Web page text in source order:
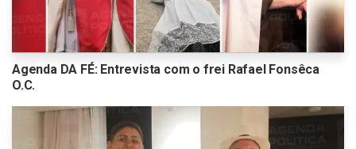
Agenda DA FÉ: Entrevista com o frei Rafael Fonsêca
O.C.